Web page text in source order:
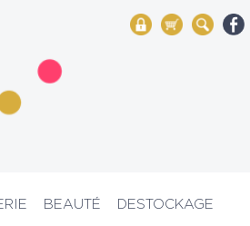
My Account
Mon panier
Rechercher
BEAUTÉ DESTOCKAGE